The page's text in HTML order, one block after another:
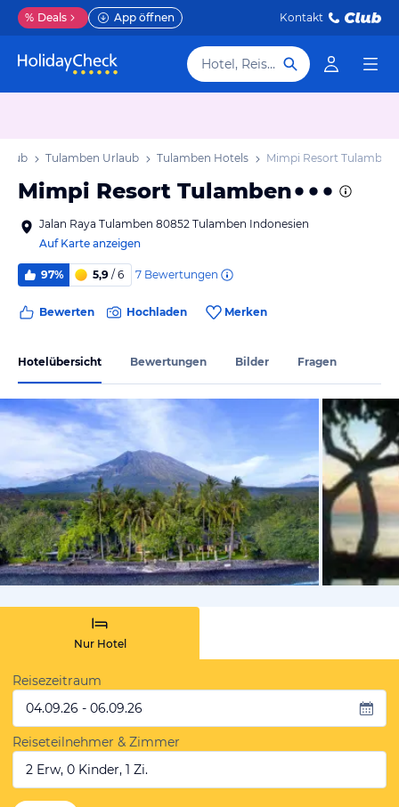
% Deals App öffnen Kontakt
Hotel, Reiseziel
Tulamben Urlaub Tulamben Hotels Mimpi Resort Tulamben
Mimpi Resort Tulamben
Jalan Raya Tulamben 80852 Tulamben Indonesien
Auf Karte anzeigen
97% 5,9 / 6 7 Bewertungen
Bewerten Hochladen Merken
Hotelübersicht Bewertungen Bilder Fragen
Nur Hotel
Reisezeitraum
04.09.26 - 06.09.26
Reiseteilnehmer & Zimmer
2 Erw, 0 Kinder, 1 Zi.